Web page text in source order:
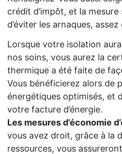
crédit d’impôt, et la
d’éviter les arnaques,
Lorsque votre isolation
nos soins, vous aurez la
thermique a été faite de
Vous bénéficierez alors de
énergétiques optimisés, et
votre facture d’énergie.
Les mesures d’économie
vous avez droit, grâce à la
ressources, vous